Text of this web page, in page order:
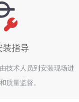
装指导
技术人员到安装现场进
质量监督。